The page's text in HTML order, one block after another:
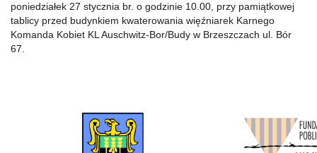
poniedziałek 27 stycznia br. o godzinie 10.00, przy pamiątkowej
tablicy przed budynkiem kwaterowania więźniarek Karnego
Komanda Kobiet KL Auschwitz-Bor/Budy w Brzeszczach ul. Bór
67.